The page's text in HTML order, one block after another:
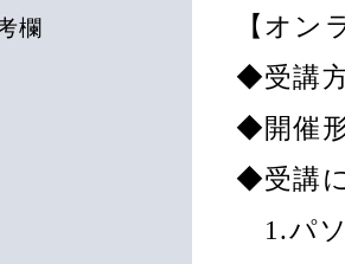
欄
【オン
◆受講
◆開催
◆受講
1.パソ